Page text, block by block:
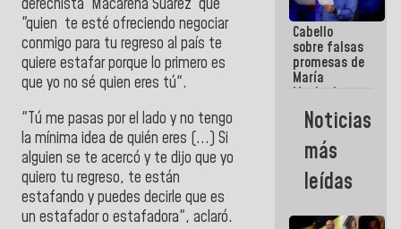
derechista Macarena Suárez que
"quien te esté ofreciendo negociar
conmigo para tu regreso al país te
quiere estafar porque lo primero es
que yo no sé quien eres tú".
"Tú me pasas por el lado y no tengo
la mínima idea de quién eres (...) Si
alguien se te acercó y te dijo que yo
quiero tu regreso, te están
estafando y puedes decirle que es
un estafador o estafadora", aclaró.
política más
sólida de
Venezuela
Cabello
sobre falsas
promesas de
María
Machado:
¿Quién le
puede creer?
¿Y la gente
que ella iba
a salvar en
La Guaira?
Noticias
más
leídas